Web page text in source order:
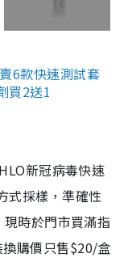
6款快速測試套
買2送1
新冠病毒快速
式採樣，準確性
時於門市買滿指
購價只售$20/盒